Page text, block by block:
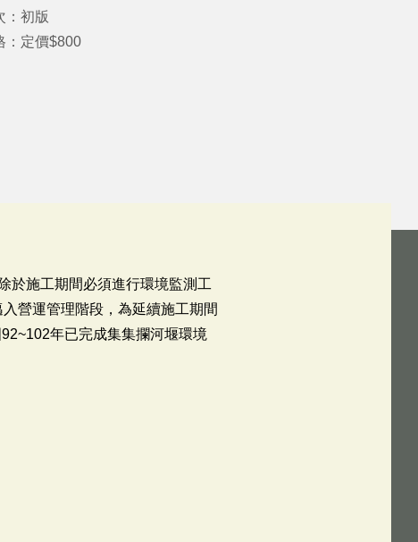
：初版
：定價$800
於施工期間必須進行環境監測工
營運管理階段，為延續施工期間
年已完成集集攔河堰環境